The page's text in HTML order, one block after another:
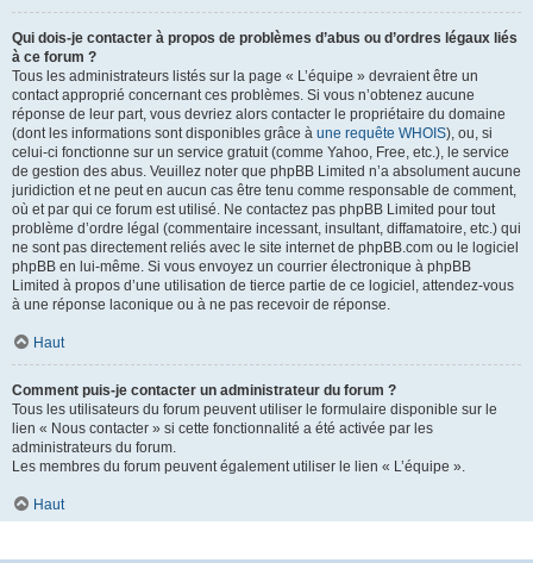
Qui dois-je contacter à propos de problèmes d’abus ou d’ordres légaux liés
à ce forum ?
Tous les administrateurs listés sur la page « L’équipe » devraient être un
contact approprié concernant ces problèmes. Si vous n’obtenez aucune
réponse de leur part, vous devriez alors contacter le propriétaire du domaine
(dont les informations sont disponibles grâce à une requête WHOIS), ou, si
celui-ci fonctionne sur un service gratuit (comme Yahoo, Free, etc.), le service
de gestion des abus. Veuillez noter que phpBB Limited n’a absolument aucune
juridiction et ne peut en aucun cas être tenu comme responsable de comment,
où et par qui ce forum est utilisé. Ne contactez pas phpBB Limited pour tout
problème d’ordre légal (commentaire incessant, insultant, diffamatoire, etc.) qui
ne sont pas directement reliés avec le site internet de phpBB.com ou le logiciel
phpBB en lui-même. Si vous envoyez un courrier électronique à phpBB
Limited à propos d’une utilisation de tierce partie de ce logiciel, attendez-vous
à une réponse laconique ou à ne pas recevoir de réponse.
Haut
Comment puis-je contacter un administrateur du forum ?
Tous les utilisateurs du forum peuvent utiliser le formulaire disponible sur le
lien « Nous contacter » si cette fonctionnalité a été activée par les
administrateurs du forum.
Les membres du forum peuvent également utiliser le lien « L’équipe ».
Haut